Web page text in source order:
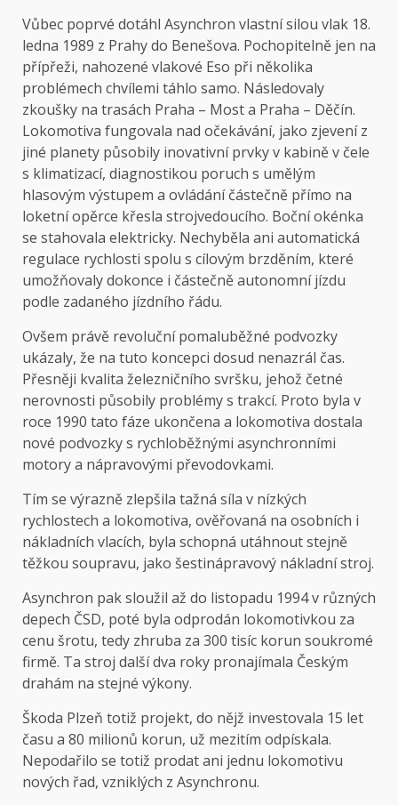
Vůbec poprvé dotáhl Asynchron vlastní silou vlak 18.
ledna 1989 z Prahy do Benešova. Pochopitelně jen na
přípřeži, nahozené vlakové Eso při několika
problémech chvílemi táhlo samo. Následovaly
zkoušky na trasách Praha – Most a Praha – Děčín.
Lokomotiva fungovala nad očekávání, jako zjevení z
jiné planety působily inovativní prvky v kabině v čele
s klimatizací, diagnostikou poruch s umělým
hlasovým výstupem a ovládání částečně přímo na
loketní opěrce křesla strojvedoucího. Boční okénka
se stahovala elektricky. Nechyběla ani automatická
regulace rychlosti spolu s cílovým brzděním, které
umožňovaly dokonce i částečně autonomní jízdu
podle zadaného jízdního řádu.
Ovšem právě revoluční pomaluběžné podvozky
ukázaly, že na tuto koncepci dosud nenazrál čas.
Přesněji kvalita železničního svršku, jehož četné
nerovnosti působily problémy s trakcí. Proto byla v
roce 1990 tato fáze ukončena a lokomotiva dostala
nové podvozky s rychloběžnými asynchronními
motory a nápravovými převodovkami.
Tím se výrazně zlepšila tažná síla v nízkých
rychlostech a lokomotiva, ověřovaná na osobních i
nákladních vlacích, byla schopná utáhnout stejně
těžkou soupravu, jako šestinápravový nákladní stroj.
Asynchron pak sloužil až do listopadu 1994 v různých
depech ČSD, poté byla odprodán lokomotivkou za
cenu šrotu, tedy zhruba za 300 tisíc korun soukromé
firmě. Ta stroj další dva roky pronajímala Českým
drahám na stejné výkony.
Škoda Plzeň totiž projekt, do nějž investovala 15 let
času a 80 milionů korun, už mezitím odpískala.
Nepodařilo se totiž prodat ani jednu lokomotivu
nových řad, vzniklých z Asynchronu.